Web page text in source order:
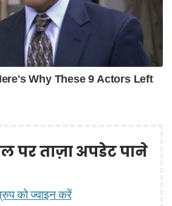
पर ताज़ा अपडेट पाने
को ज्वाइन करें